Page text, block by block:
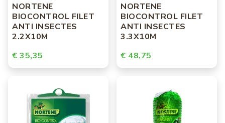
NORTENE
BIOCONTROL FILET
ANTI INSECTES
2.2X10M
€ 35,35
NORTENE
BIOCONTROL FILET
ANTI INSECTES
3.3X10M
€ 48,75